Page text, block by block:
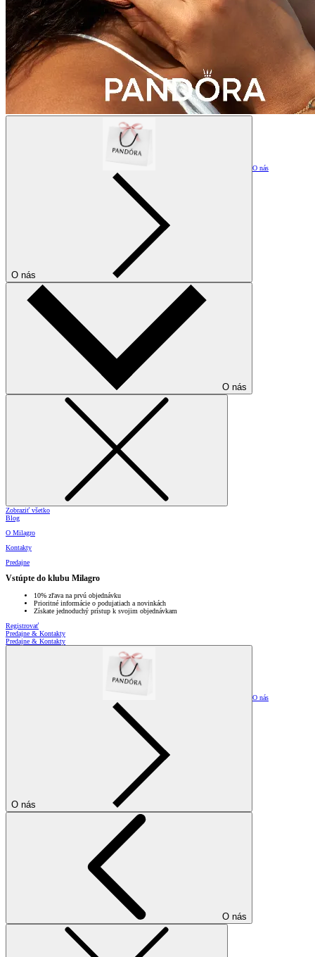
O nás
O nás
O nás
Zobraziť všetko
Blog
O Milagro
Kontakty
Predajne
Vstúpte do klubu Milagro
10% zľava na prvú objednávku
Prioritné informácie o podujatiach a novinkách
Získate jednoduchý prístup k svojim objednávkam
Registrovať
Predajne & Kontakty
Predajne & Kontakty
O nás
O nás
O nás